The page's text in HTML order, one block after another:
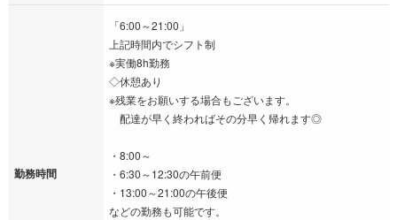
勤務時間
「6:00～21:00」
上記時間内でシフト制
※実働8h勤務
◇休憩あり
※残業をお願いする場合もございます。
配達が早く終わればその分早く帰れます◎
・8:00～
・6:30～12:30の午前便
・13:00～21:00の午後便
などの勤務も可能です。